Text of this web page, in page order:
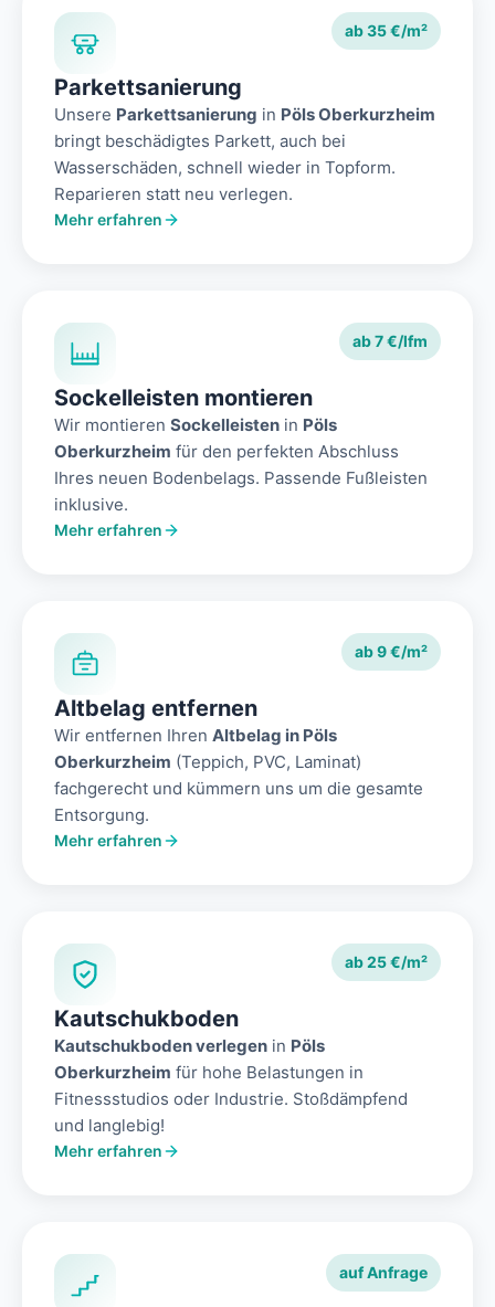
ab 35 €/m²
Parkettsanierung
Unsere Parkettsanierung in Pöls Oberkurzheim
bringt beschädigtes Parkett, auch bei
Wasserschäden, schnell wieder in Topform.
Reparieren statt neu verlegen.
Mehr erfahren
ab 7 €/lfm
Sockelleisten montieren
Wir montieren Sockelleisten in Pöls
Oberkurzheim für den perfekten Abschluss
Ihres neuen Bodenbelags. Passende Fußleisten
inklusive.
Mehr erfahren
ab 9 €/m²
Altbelag entfernen
Wir entfernen Ihren Altbelag in Pöls
Oberkurzheim (Teppich, PVC, Laminat)
fachgerecht und kümmern uns um die gesamte
Entsorgung.
Mehr erfahren
ab 25 €/m²
Kautschukboden
Kautschukboden verlegen in Pöls
Oberkurzheim für hohe Belastungen in
Fitnessstudios oder Industrie. Stoßdämpfend
und langlebig!
Mehr erfahren
auf Anfrage